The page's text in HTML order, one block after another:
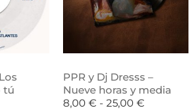
tú
PPR y Dj Dresss –
Nueve horas y media
8,00 € - 25,00 €